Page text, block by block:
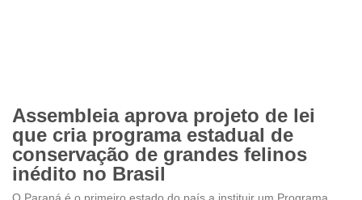
Assembleia aprova projeto de lei
que cria programa estadual de
conservação de grandes felinos
inédito no Brasil
O Paraná é o primeiro estado do país a instituir um Programa